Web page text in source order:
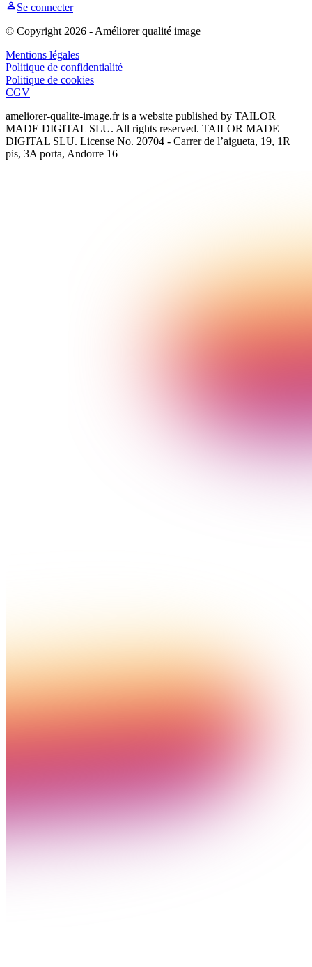
Se connecter
© Copyright 2026 - Améliorer qualité image
Mentions légales
Politique de confidentialité
Politique de cookies
CGV
ameliorer-qualite-image.fris a website published by TAILOR
MADE DIGITAL SLU. All rights reserved. TAILOR MADE
DIGITAL SLU. License No. 20704 - Carrer de l’aigueta, 19, 1R
pis, 3A porta, Andorre 16